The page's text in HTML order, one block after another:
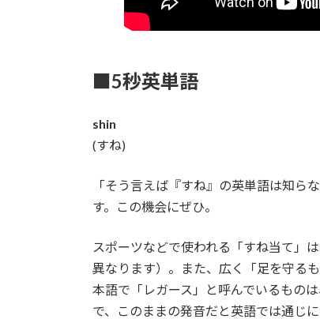
■5秒英単語
shin
(すね)
「そう言えば『すね』の英単語は知ら
す。この機会にぜひ。
スポーツなどで使われる「すね当て」は
異なります）。また、広く「足を守る
本語で「レガース」と呼んでいるもの
で、このままの発音だと英語では通じに